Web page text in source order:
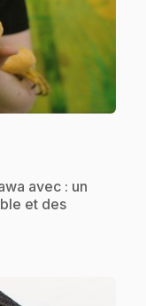
avec : un
et des